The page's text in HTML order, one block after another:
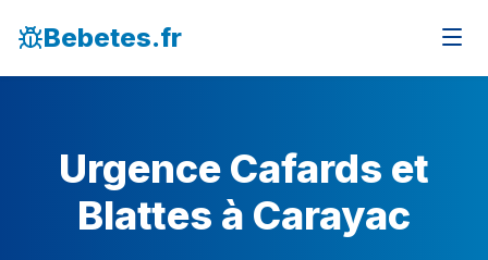
Bebetes.fr
Urgence Cafards et
Blattes à Carayac